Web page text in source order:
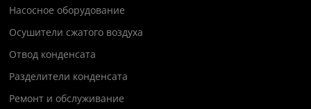
Насосное оборудование
Осушители сжатого воздуха
Отвод конденсата
Разделители конденсата
Ремонт и обслуживание